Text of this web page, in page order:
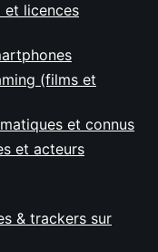
et licences
(films et
et connus
et acteurs
& trackers sur